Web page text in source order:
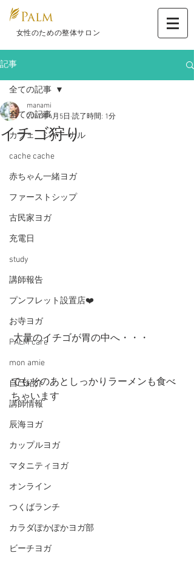
​ 女性のための整体サロン
記事
全ての記事
カフェ ジャーナル
cache cache
赤ちゃん一緒ヨガ
ファーストシップ
古民家ヨガ
充電日
study
講師報告
プンフレット設置店❤️
お寺ヨガ
PALM care
mon amie
自己紹介
講師情報
辰海ヨガ
カップルヨガ
マタニティヨガ
オンライン
つくばランチ
カラダぽかぽかヨガ部
ビーチヨガ
全ての記事
イチゴ狩り
manami
2017年4月5日 読了時間: 1分
大量のイチゴが胃の中へ・・・
でもそのあとしっかりラーメンも食べ
ちゃいます